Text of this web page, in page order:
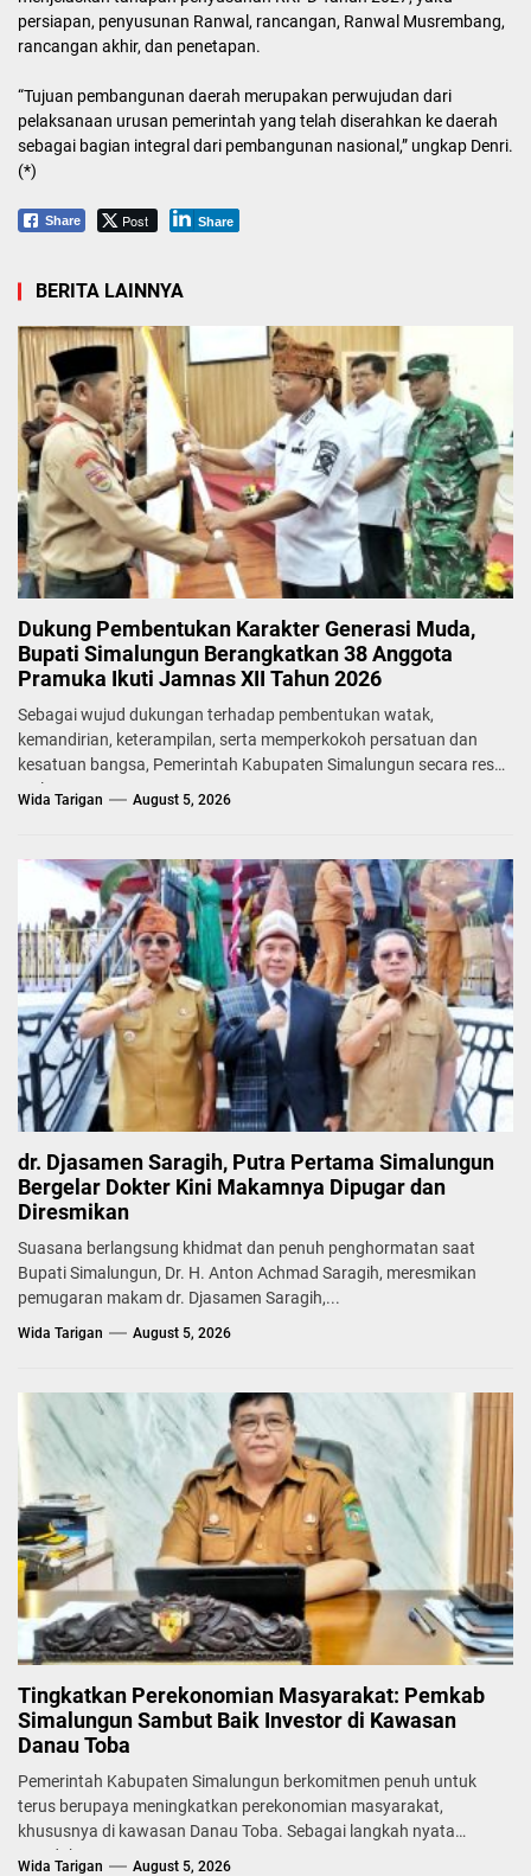
persiapan, penyusunan Ranwal, rancangan, Ranwal Musrembang,
rancangan akhir, dan penetapan.
“Tujuan pembangunan daerah merupakan perwujudan dari
pelaksanaan urusan pemerintah yang telah diserahkan ke daerah
sebagai bagian integral dari pembangunan nasional,” ungkap Denri.
(*)
Share Post Share
BERITA LAINNYA
Dukung Pembentukan Karakter Generasi Muda,
Bupati Simalungun Berangkatkan 38 Anggota
Pramuka Ikuti Jamnas XII Tahun 2026
Sebagai wujud dukungan terhadap pembentukan watak,
kemandirian, keterampilan, serta memperkokoh persatuan dan
kesatuan bangsa, Pemerintah Kabupaten Simalungun secara resmi
melepas...
Wida Tarigan August 5, 2026
dr. Djasamen Saragih, Putra Pertama Simalungun
Bergelar Dokter Kini Makamnya Dipugar dan
Diresmikan
Suasana berlangsung khidmat dan penuh penghormatan saat
Bupati Simalungun, Dr. H. Anton Achmad Saragih, meresmikan
pemugaran makam dr. Djasamen Saragih,...
Wida Tarigan August 5, 2026
Tingkatkan Perekonomian Masyarakat: Pemkab
Simalungun Sambut Baik Investor di Kawasan
Danau Toba
Pemerintah Kabupaten Simalungun berkomitmen penuh untuk
terus berupaya meningkatkan perekonomian masyarakat,
khususnya di kawasan Danau Toba. Sebagai langkah nyata
mendukung...
Wida Tarigan August 5, 2026